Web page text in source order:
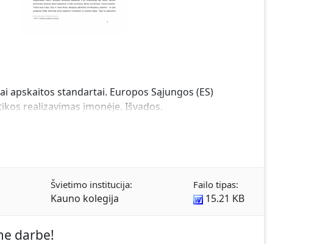
apskaitos standartai. Europos Sąjungos (ES)
realizavimas įmonėje. Išvados.
Švietimo institucija:
Kauno kolegija
Failo tipas:
15.21 KB
darbe!